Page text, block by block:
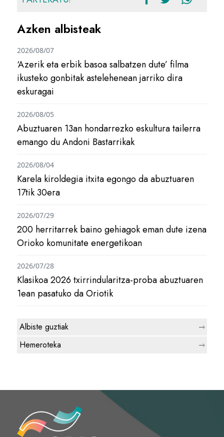
Azken albisteak
‘Azerik eta erbik basoa salbatzen dute’ filma
ikusteko gonbitak astelehenean jarriko dira
eskuragai
2026/08/07
Abuztuaren 13an hondarrezko eskultura tailerra
emango du Andoni Bastarrikak
2026/08/05
Karela kiroldegia itxita egongo da abuztuaren
17tik 30era
2026/08/04
200 herritarrek baino gehiagok eman dute izena
Orioko komunitate energetikoan
2026/07/29
Klasikoa 2026 txirrindularitza-proba abuztuaren
1ean pasatuko da Oriotik
2026/07/28
Albiste guztiak
Hemeroteka